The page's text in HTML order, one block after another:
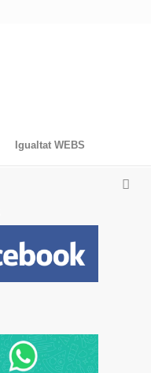
Igualtat WEBS